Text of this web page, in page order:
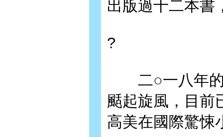
出版過十二本書
?
二○一八年的
颳起旋風，目前
高美在國際驚悚